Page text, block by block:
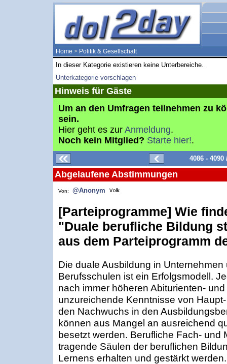
Home > Politik & Gesellschaft
In dieser Kategorie existieren keine Unterbereiche.
Unterkategorie vorschlagen
Hinweis für Gäste
Um an den Umfragen teilnehmen zu
sein.
Hier geht es zur Anmeldung.
Noch kein Mitglied? Starte hier!.
4086 -
Abgelaufene Abstimmungen
Von: @Anonym
[Parteiprogramme] Wie
"Duale berufliche Bildung
aus dem Parteiprogramm
Die duale Ausbildung in
Berufsschulen ist ein Erfolgsmodell.
nach immer höheren Abiturienten-
unzureichende Kenntnisse von
den Nachwuchs in den
können aus Mangel an ausreichend
besetzt werden. Berufliche Fach- und
tragende Säulen der beruflichen
Lernens erhalten und gestärkt werden.